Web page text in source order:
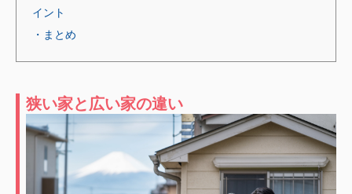
イント
・まとめ
狭い家と広い家の違い